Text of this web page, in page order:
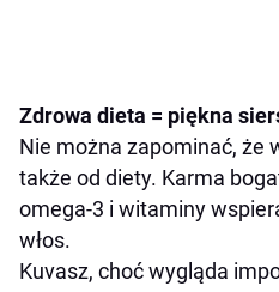
Zdrowa dieta = piękna
Nie można zapominać, że
także od diety. Karma
omega-3 i witaminy
włos.
Kuvasz, choć wygląda